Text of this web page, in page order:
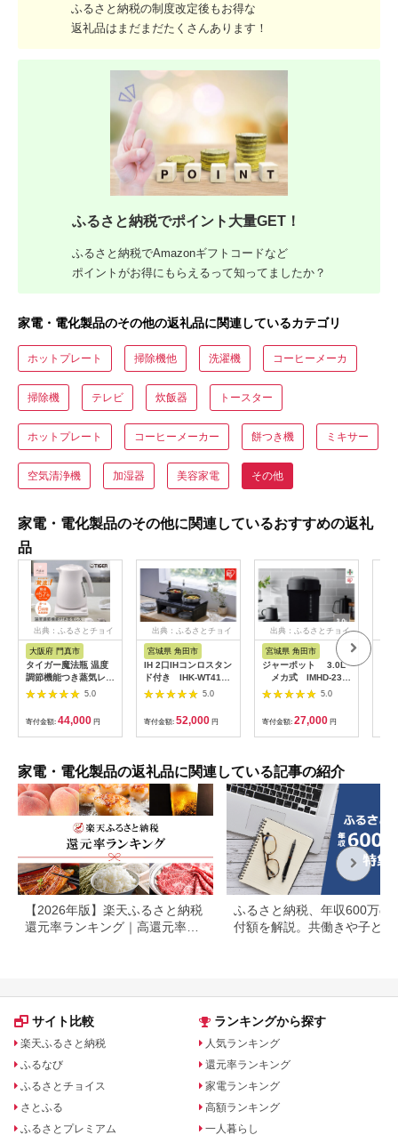
ふるさと納税の制度改定後もお得な
返礼品はまだまだたくさんあります！
ふるさと納税でポイント大量GET！
ふるさと納税でAmazonギフトコードなど
ポイントがお得にもらえるって知ってましたか？
家電・電化製品のその他の返礼品に関連しているカテゴリ
ホットプレート 掃除機他 洗濯機 コーヒーメーカ
掃除機 テレビ 炊飯器 トースター
ホットプレート コーヒーメーカー 餅つき機 ミキサー
空気清浄機 加湿器 美容家電 その他
家電・電化製品のその他に関連しているおすすめの返礼
品
出典：ふるさとチョイ
大阪府 門真市
タイガー魔法瓶 温度
調節機能つき蒸気レス
電気ケトル 1.2L PTV-
A120【HC チェスナ
ッツグレー、WG グレ
イッシュホワイト】大
阪府門真市 家電 電化
活家電 新生活 新生活
応援
5.0
寄付金額: 44,000 円
出典：ふるさとチョイ
宮城県 角田市
IH 2口IHコンロスタン
ド付き IHK-WT41S-
B
5.0
寄付金額: 52,000 円
出典：ふるさとチョイ
宮城県 角田市
ジャーポット 3.0L
メカ式 IMHD-230-
B ブラック
5.0
寄付金額: 27,000 円
家電・電化製品の返礼品に関連している記事の紹介
【2026年版】楽天ふるさと納税
還元率ランキング｜高還元率返
ふるさと納税、年収600万の
付額を解説。共働きや子ども
サイト比較
楽天ふるさと納税
ふるなび
ふるさとチョイス
さとふる
ふるさとプレミアム
ランキングから探す
人気ランキング
還元率ランキング
家電ランキング
高額ランキング
一人暮らし